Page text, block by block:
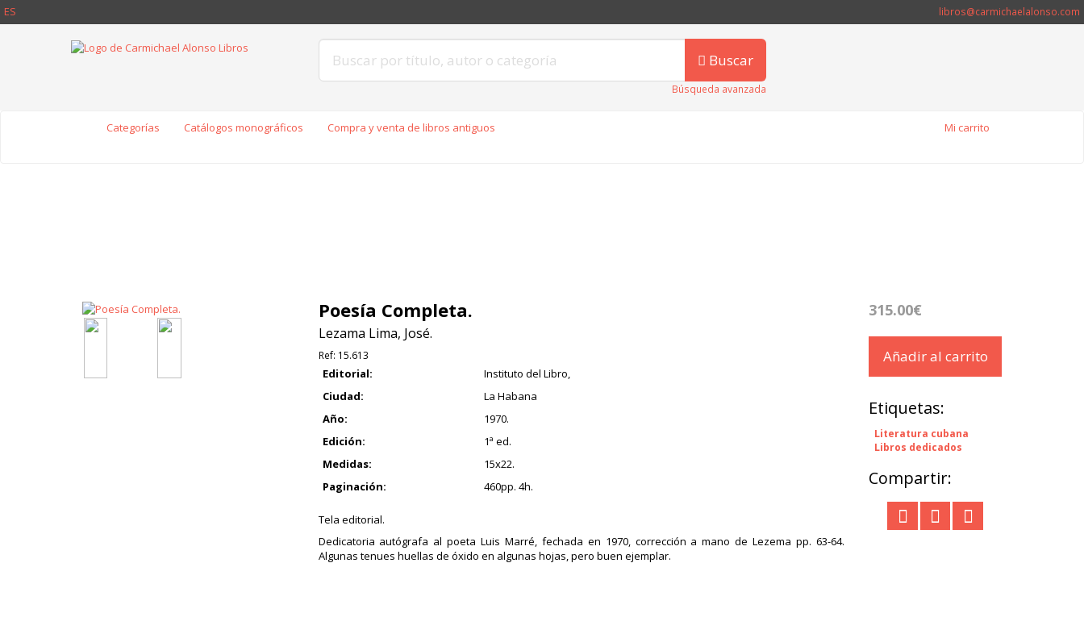
ES libros@carmichaelalonso.com
Buscar
Búsqueda avanzada
Categorías Catálogos monográficos Compra y venta de libros antiguos Mi carrito
Poesía Completa.
Lezama Lima, José.
Ref: 15.613
Editorial:
Instituto del Libro,
Ciudad:
La Habana
Año:
1970.
Edición:
1ª ed.
Medidas:
15x22.
Paginación:
460pp. 4h.
Tela editorial.
Dedicatoria autógrafa al poeta Luis Marré, fechada en 1970, corrección a mano de Lezema pp. 63-64.
Algunas tenues huellas de óxido en algunas hojas, pero buen ejemplar.
315.00€
Añadir al carrito
Etiquetas:
Literatura cubana
Libros dedicados
Compartir: